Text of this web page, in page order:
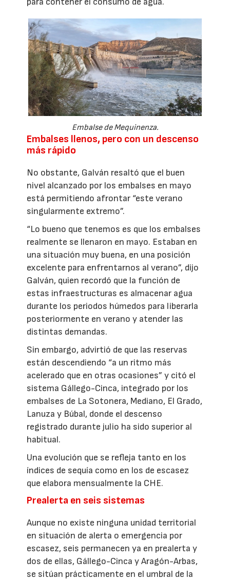
Embalse de Mequinenza.
Embalses llenos, pero con un descenso
más rápido
No obstante, Galván resaltó que el buen
nivel alcanzado por los embalses en mayo
está permitiendo afrontar “este verano
singularmente extremo”.
“Lo bueno que tenemos es que los embalses
realmente se llenaron en mayo. Estaban en
una situación muy buena, en una posición
excelente para enfrentarnos al verano”, dijo
Galván, quien recordó que la función de
estas infraestructuras es almacenar agua
durante los periodos húmedos para liberarla
posteriormente en verano y atender las
distintas demandas.
Sin embargo, advirtió de que las reservas
están descendiendo “a un ritmo más
acelerado que en otras ocasiones” y citó el
sistema Gállego-Cinca, integrado por los
embalses de La Sotonera, Mediano, El Grado,
Lanuza y Búbal, donde el descenso
registrado durante julio ha sido superior al
habitual.
Una evolución que se refleja tanto en los
índices de sequía como en los de escasez
que elabora mensualmente la CHE.
Prealerta en seis sistemas
Aunque no existe ninguna unidad territorial
en situación de alerta o emergencia por
escasez, seis permanecen ya en prealerta y
dos de ellas, Gállego-Cinca y Aragón-Arbas,
se sitúan prácticamente en el umbral de la